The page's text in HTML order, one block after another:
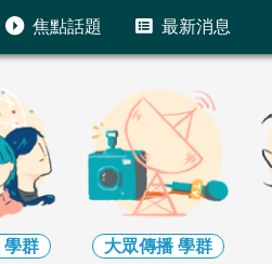
焦點話題 最新消息
學群 大眾傳播 學群